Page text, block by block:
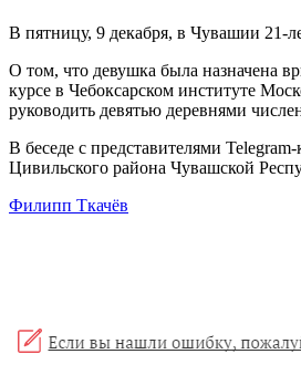
В пятницу, 9 декабря, в Чувашии 21-
О том, что девушка была назначена
курсе в Чебоксарском институте
руководить девятью деревнями
В беседе с представителями
Цивильского района Чувашской
Филипп Ткачёв